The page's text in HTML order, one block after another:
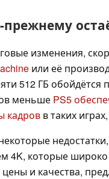
прежнему
изменения,
или её
512 ГБ обойдётся
меньше PS5
кадров в таких
4K, которые
и качества,